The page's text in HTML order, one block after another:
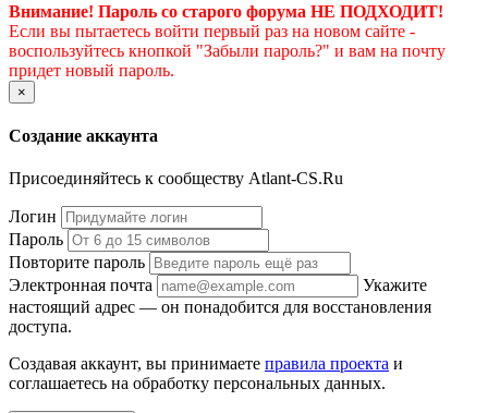
Внимание! Пароль со старого форума НЕ ПОДХОДИТ!
Если вы пытаетесь войти первый раз на новом сайте -
воспользуйтесь кнопкой "Забыли пароль?" и вам на почту
придет новый пароль.
×
Создание аккаунта
Присоединяйтесь к сообществу Atlant-CS.Ru
Логин
Пароль
Повторите пароль
Электронная почта
Укажите
настоящий адрес — он понадобится для восстановления
доступа.
Создавая аккаунт, вы принимаете правила проекта и
соглашаетесь на обработку персональных данных.